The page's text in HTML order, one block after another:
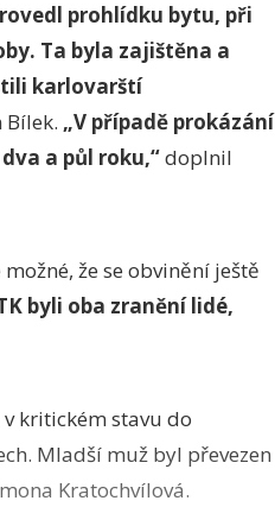
prohlídku bytu, při
Ta byla zajištěna a
karlovarští
„V případě prokázání
a půl roku,“doplnil
že se obvinění ještě
byli oba zranění lidé,
kritickém stavu do
Mladší muž byl převezen
Kratochvílová.